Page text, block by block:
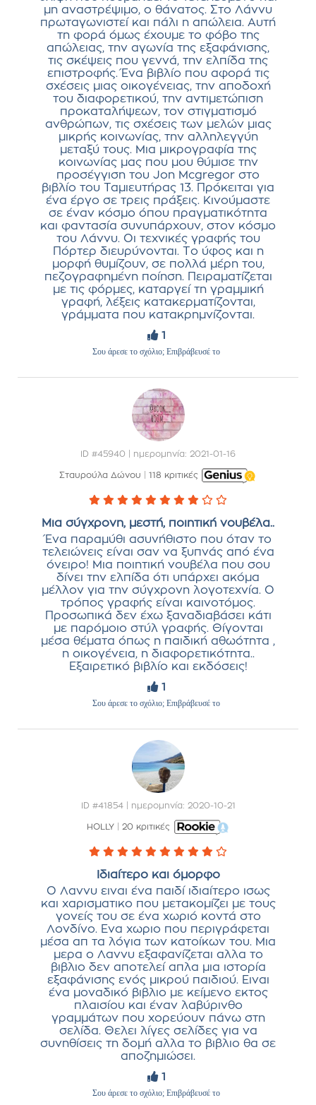
μη αναστρέψιμο, ο θάνατος. Στο Λάννυ
πρωταγωνιστεί και πάλι η απώλεια. Αυτή
τη φορά όμως έχουμε το φόβο της
απώλειας, την αγωνία της εξαφάνισης,
τις σκέψεις που γεννά, την ελπίδα της
επιστροφής. Ένα βιβλίο που αφορά τις
σχέσεις μιας οικογένειας, την αποδοχή
του διαφορετικού, την αντιμετώπιση
προκαταλήψεων, τον στιγματισμό
ανθρώπων, τις σχέσεις των μελών μιας
μικρής κοινωνίας, την αλληλεγγύη
μεταξύ τους. Μια μικρογραφία της
κοινωνίας μας που μου θύμισε την
προσέγγιση του Jon Mcgregor στο
βιβλίο του Ταμιευτήρας 13. Πρόκειται για
ένα έργο σε τρεις πράξεις. Κινούμαστε
σε έναν κόσμο όπου πραγματικότητα
και φαντασία συνυπάρχουν, στον κόσμο
του Λάννυ. Οι τεχνικές γραφής του
Πόρτερ διευρύνονται. Το ύφος και η
μορφή θυμίζουν, σε πολλά μέρη του,
πεζογραφημένη ποίηση. Πειραματίζεται
με τις φόρμες, καταργεί τη γραμμική
γραφή, λέξεις κατακερματίζονται,
γράμματα που κατακρημνίζονται.
1
Σου άρεσε το σχόλιο; Επιβράβευσέ το
ID #45940 | ημερομηνία: 2021-01-16
Σταυρούλα Δώνου 118 κριτικές
Μια σύγχρονη, μεστή, ποιητική νουβέλα..
Ένα παραμύθι ασυνήθιστο που όταν το
τελειώνεις είναι σαν να ξυπνάς από ένα
όνειρο! Μια ποιητική νουβέλα που σου
δίνει την ελπίδα ότι υπάρχει ακόμα
μέλλον για την σύγχρονη λογοτεχνία. Ο
τρόπος γραφής είναι καινοτόμος.
Προσωπικά δεν έχω ξαναδιαβάσει κάτι
με παρόμοιο στύλ γραφής. Θίγονται
μέσα θέματα όπως η παιδική αθωότητα ,
η οικογένεια, η διαφορετικότητα..
Εξαιρετικό βιβλίο και εκδόσεις!
1
Σου άρεσε το σχόλιο; Επιβράβευσέ το
ID #41854 | ημερομηνία: 2020-10-21
HOLLY| 20 κριτικές
Ιδιαίτερο και όμορφο
Ο Λαννυ ειναι ένα παιδί ιδιαίτερο ισως
και χαρισματικο που μετακομίζει με τους
γονείς του σε ένα χωριό κοντά στο
Λονδίνο. Ενα χωριο που περιγράφεται
μέσα απ τα λόγια των κατοίκων του. Μια
μερα ο Λαννυ εξαφανίζεται αλλα το
βιβλιο δεν αποτελεί απλα μια ιστορία
εξαφάνισης ενός μικρού παιδιού. Ειναι
ένα μοναδικό βιβλιο με κείμενο εκτος
πλαισίου και έναν λαβύρινθο
γραμμάτων που χορεύουν πάνω στη
σελίδα. Θελει λίγες σελίδες για να
συνηθίσεις τη δομή αλλα το βιβλιο θα σε
αποζημιώσει.
1
Σου άρεσε το σχόλιο; Επιβράβευσέ το